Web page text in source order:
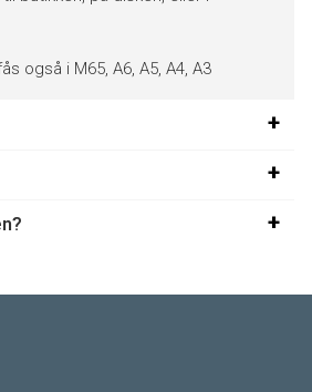
også i M65, A6, A5, A4, A3